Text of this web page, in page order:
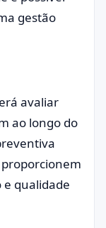
gestão
avaliar
ao longo do
qualidade